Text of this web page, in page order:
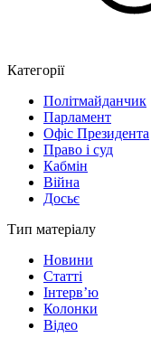
Категорії
Політмайданчик
Парламент
Офіс Президента
Право і суд
Кабмін
Війна
Досьє
Тип матеріалу
Новини
Статті
Інтерв’ю
Колонки
Відео